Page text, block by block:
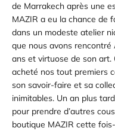
de Marrakech après une
MAZIR a eu la chance de
dans un modeste atelier
que nous avons rencontré
ans et virtuose de son art.
acheté nos tout premiers
son savoir-faire et sa
inimitables. Un an plus
pour prendre d’autres
boutique MAZIR cette